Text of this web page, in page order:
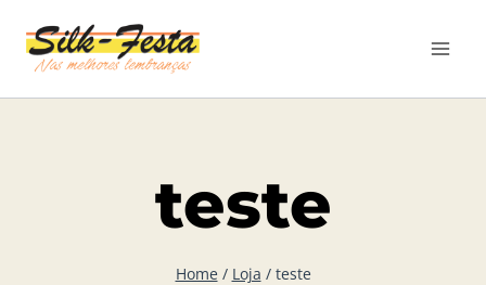
teste
Home / Loja / teste